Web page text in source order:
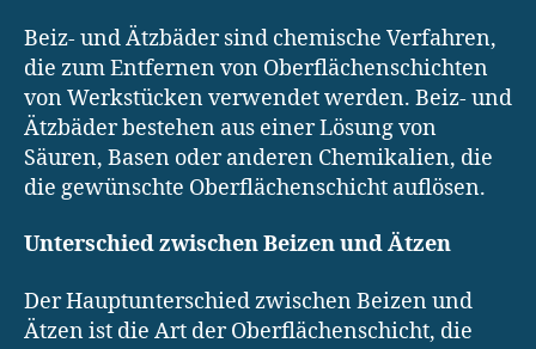
Beiz- und Ätzbäder sind chemische Verfahren,
die zum Entfernen von Oberflächenschichten
von Werkstücken verwendet werden. Beiz- und
Ätzbäder bestehen aus einer Lösung von
Säuren, Basen oder anderen Chemikalien, die
die gewünschte Oberflächenschicht auflösen.
Unterschied zwischen Beizen und Ätzen
Der Hauptunterschied zwischen Beizen und
Ätzen ist die Art der Oberflächenschicht, die